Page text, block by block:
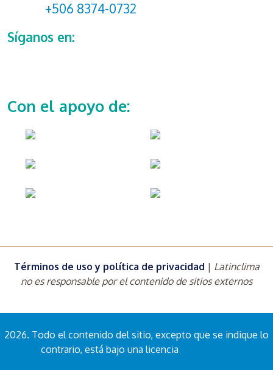
+506 8374-0732
Síganos en:
Con el apoyo de:
Términos de uso y política de privacidad | Latinclima
no es responsable por el contenido de sitios externos
2026. Todo el contenido del sitio, excepto que se indique lo
contrario, está bajo una licencia